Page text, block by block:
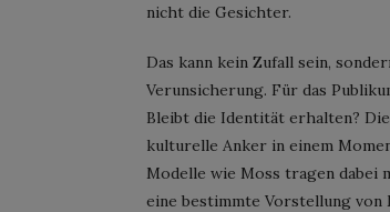
nicht die Gesichter.
Das kann kein Zufall sein,
Verunsicherung. Für das
Bleibt die Identität erhalten?
kulturelle Anker in einem
Modelle wie Moss tragen dabei
eine bestimmte Vorstellung von